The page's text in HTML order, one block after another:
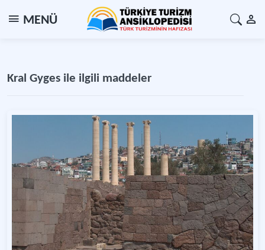
MENÜ
Kral Gyges ile ilgili maddeler